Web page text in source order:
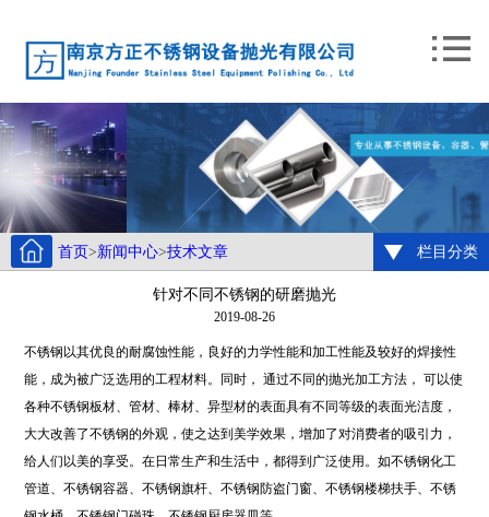
首页>新闻中心>技术文章 栏目分类
针对不同不锈钢的研磨抛光
2019-08-26
不锈钢以其优良的耐腐蚀性能，良好的力学性能和加工性能及较好的焊接性
能，成为被广泛选用的工程材料。同时， 通过不同的抛光加工方法， 可以使
各种不锈钢板材、管材、棒材、异型材的表面具有不同等级的表面光洁度，
大大改善了不锈钢的外观，使之达到美学效果，增加了对消费者的吸引力，
给人们以美的享受。在日常生产和生活中，都得到广泛使用。如不锈钢化工
管道、不锈钢容器、不锈钢旗杆、不锈钢防盗门窗、不锈钢楼梯扶手、不锈